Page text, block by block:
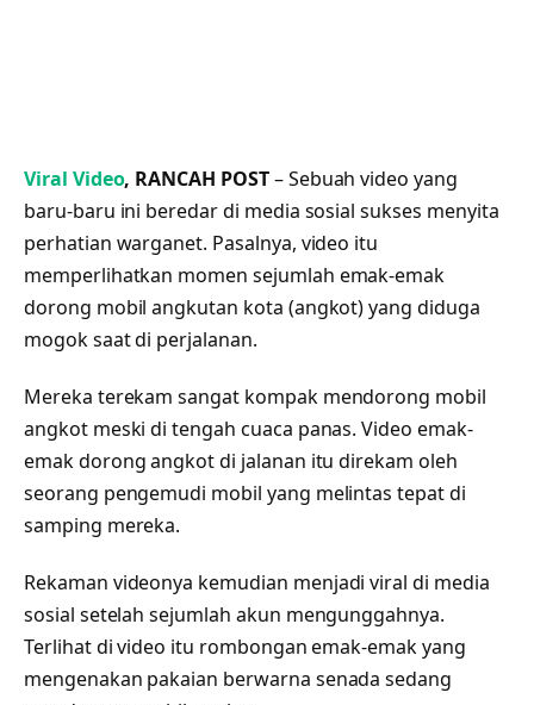
Viral Video, RANCAH POST– Sebuah video yang
baru-baru ini beredar di media sosial sukses menyita
perhatian warganet. Pasalnya, video itu
memperlihatkan momen sejumlah emak-emak
dorong mobil angkutan kota (angkot) yang diduga
mogok saat di perjalanan.
Mereka terekam sangat kompak mendorong mobil
angkot meski di tengah cuaca panas. Video emak-
emak dorong angkot di jalanan itu direkam oleh
seorang pengemudi mobil yang melintas tepat di
samping mereka.
Rekaman videonya kemudian menjadi viral di media
sosial setelah sejumlah akun mengunggahnya.
Terlihat di video itu rombongan emak-emak yang
mengenakan pakaian berwarna senada sedang